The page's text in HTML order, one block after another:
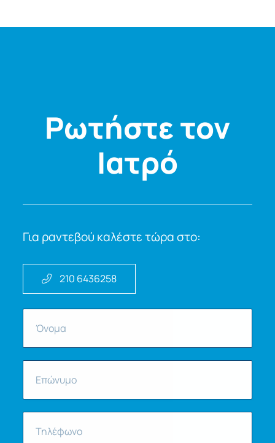
Ρωτήστε τον
Ιατρό
Για ραντεβού καλέστε τώρα στο:
210 6436258